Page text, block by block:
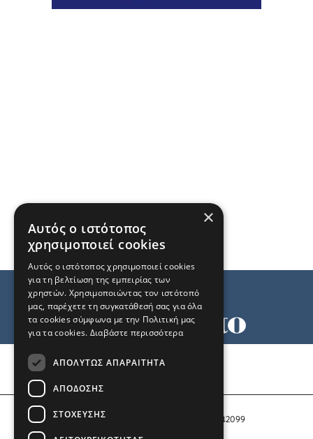
Αριθμός Πιστοποίησης Μ.Η.Τ. 242099
×
Αυτός ο ιστότοπος
χρησιμοποιεί cookies
Αυτός ο ιστότοπος χρησιμοποιεί cookies
για τη βελτίωση της εμπειρίας των
χρηστών. Χρησιμοποιώντας τον ιστότοπό
μας, παρέχετε τη συγκατάθεσή σας για όλα
τα cookies σύμφωνα με την Πολιτική μας
για τα cookies. Διαβάστε περισσότερα
ΑΠΟΛΎΤΩΣ ΑΠΑΡΑΊΤΗΤΑ
ΑΠΌΔΟΣΗΣ
ΣΤΌΧΕΥΣΗΣ